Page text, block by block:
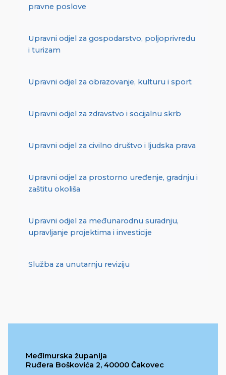
pravne poslove
Upravni odjel za gospodarstvo, poljoprivredu
i turizam
Upravni odjel za obrazovanje, kulturu i sport
Upravni odjel za zdravstvo i socijalnu skrb
Upravni odjel za civilno društvo i ljudska prava
Upravni odjel za prostorno uređenje, gradnju i
zaštitu okoliša
Upravni odjel za međunarodnu suradnju,
upravljanje projektima i investicije
Služba za unutarnju reviziju
Međimurska županija
Ruđera Boškovića 2, 40000 Čakovec